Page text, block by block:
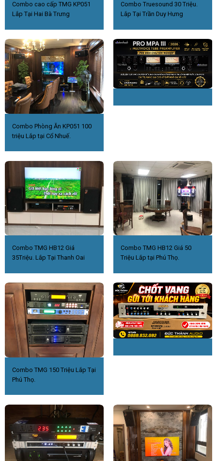
Combo cao cấp TMG KP051
Lắp Tại Hai Bà Trưng
Combo Truesound 30 Triệu.
Lắp Tại Trần Duy Hưng
Combo Phòng Ăn KP051 100
triệu Lắp tại Cổ Nhuế.
Combo TMG HB12 Giá
35Triệu. Lắp Tại Thanh Oai
Combo TMG HB12 Giá 50
Triệu Lắp tại Phú Thọ.
Combo TMG 150 Triệu Lắp Tại
Phú Thọ.